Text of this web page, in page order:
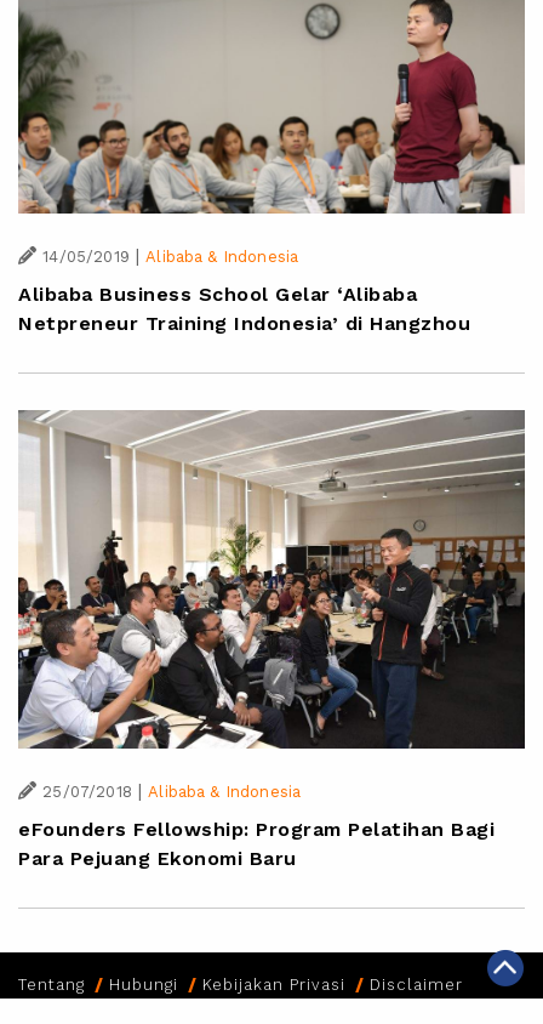
14/05/2019 | Alibaba & Indonesia
Alibaba Business School Gelar ‘Alibaba
Netpreneur Training Indonesia’ di Hangzhou
25/07/2018 | Alibaba & Indonesia
eFounders Fellowship: Program Pelatihan Bagi
Para Pejuang Ekonomi Baru
Tentang Hubungi Kebijakan Privasi Disclaimer